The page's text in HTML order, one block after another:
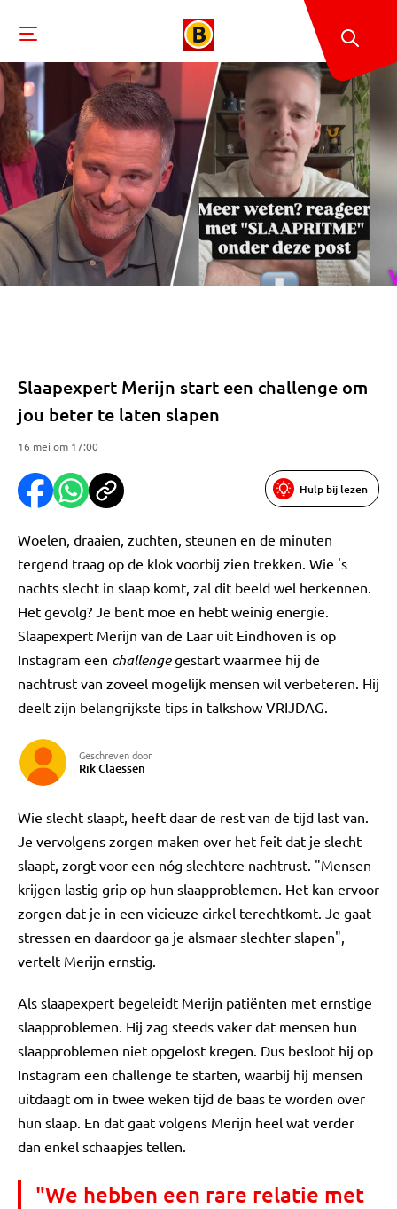
Slaapexpert Merijn start een challenge om
jou beter te laten slapen
16 mei om 17:00
Hulp bij lezen
Woelen, draaien, zuchten, steunen en de minuten
tergend traag op de klok voorbij zien trekken. Wie 's
nachts slecht in slaap komt, zal dit beeld wel herkennen.
Het gevolg? Je bent moe en hebt weinig energie.
Slaapexpert Merijn van de Laar uit Eindhoven is op
Instagram een challengegestart waarmee hij de
nachtrust van zoveel mogelijk mensen wil verbeteren. Hij
deelt zijn belangrijkste tips in talkshow VRIJDAG.
Geschreven door
Rik Claessen
Wie slecht slaapt, heeft daar de rest van de tijd last van.
Je vervolgens zorgen maken over het feit dat je slecht
slaapt, zorgt voor een nóg slechtere nachtrust. "Mensen
krijgen lastig grip op hun slaapproblemen. Het kan ervoor
zorgen dat je in een vicieuze cirkel terechtkomt. Je gaat
stressen en daardoor ga je alsmaar slechter slapen",
vertelt Merijn ernstig.
Als slaapexpert begeleidt Merijn patiënten met ernstige
slaapproblemen. Hij zag steeds vaker dat mensen hun
slaapproblemen niet opgelost kregen. Dus besloot hij op
Instagram een challenge te starten, waarbij hij mensen
uitdaagt om in twee weken tijd de baas te worden over
hun slaap. En dat gaat volgens Merijn heel wat verder
dan enkel schaapjes tellen.
"We hebben een rare relatie met